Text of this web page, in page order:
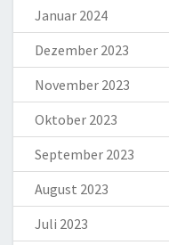
Januar 2024
Dezember 2023
November 2023
Oktober 2023
September 2023
August 2023
Juli 2023